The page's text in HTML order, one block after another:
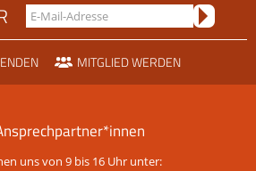
MITGLIED WERDEN
uns von 9 bis 16 Uhr unter: